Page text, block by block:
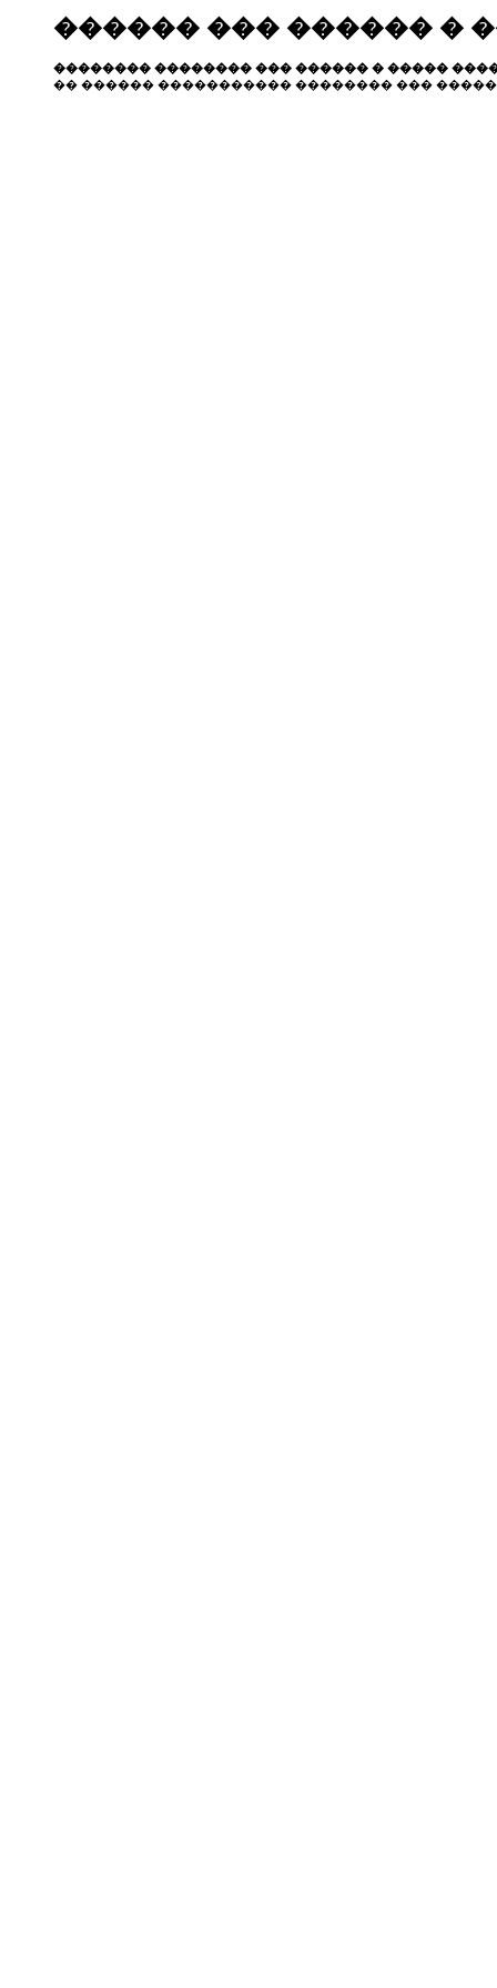
������ ��� ������ �
�������� �������� ��� ������ � �����
�� ������ ����������� �������� ���